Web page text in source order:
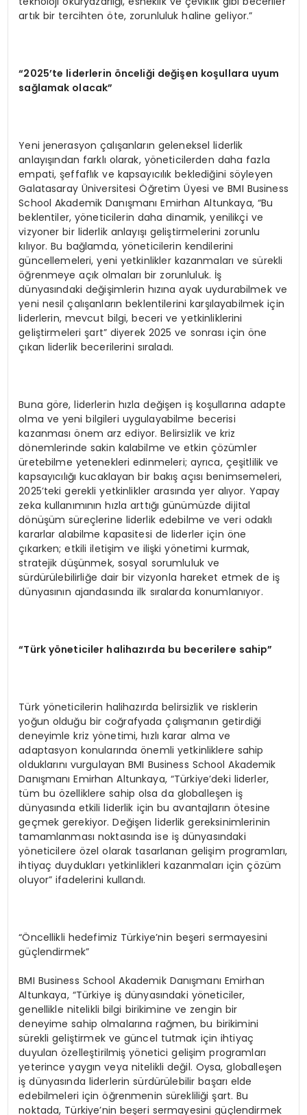
artık bir tercihten öte, zorunluluk haline geliyor.”
“2025’te liderlerin önceliği değişen koşullara uyum
sağlamak olacak”
Yeni jenerasyon çalışanların geleneksel liderlik
anlayışından farklı olarak, yöneticilerden daha fazla
empati, şeffaflık ve kapsayıcılık beklediğini söyleyen
Galatasaray Üniversitesi Öğretim Üyesi ve BMI Business
School Akademik Danışmanı Emirhan Altunkaya, “Bu
beklentiler, yöneticilerin daha dinamik, yenilikçi ve
vizyoner bir liderlik anlayışı geliştirmelerini zorunlu
kılıyor. Bu bağlamda, yöneticilerin kendilerini
güncellemeleri, yeni yetkinlikler kazanmaları ve sürekli
öğrenmeye açık olmaları bir zorunluluk. İş
dünyasındaki değişimlerin hızına ayak uydurabilmek ve
yeni nesil çalışanların beklentilerini karşılayabilmek için
liderlerin, mevcut bilgi, beceri ve yetkinliklerini
geliştirmeleri şart” diyerek 2025 ve sonrası için öne
çıkan liderlik becerilerini sıraladı.
Buna göre, liderlerin hızla değişen iş koşullarına adapte
olma ve yeni bilgileri uygulayabilme becerisi
kazanması önem arz ediyor. Belirsizlik ve kriz
dönemlerinde sakin kalabilme ve etkin çözümler
üretebilme yetenekleri edinmeleri; ayrıca, çeşitlilik ve
kapsayıcılığı kucaklayan bir bakış açısı benimsemeleri,
2025’teki gerekli yetkinlikler arasında yer alıyor. Yapay
zeka kullanımının hızla arttığı günümüzde dijital
dönüşüm süreçlerine liderlik edebilme ve veri odaklı
kararlar alabilme kapasitesi de liderler için öne
çıkarken; etkili iletişim ve ilişki yönetimi kurmak,
stratejik düşünmek, sosyal sorumluluk ve
sürdürülebilirliğe dair bir vizyonla hareket etmek de iş
dünyasının ajandasında ilk sıralarda konumlanıyor.
“Türk yöneticiler halihazırda bu becerilere sahip”
Türk yöneticilerin halihazırda belirsizlik ve risklerin
yoğun olduğu bir coğrafyada çalışmanın getirdiği
deneyimle kriz yönetimi, hızlı karar alma ve
adaptasyon konularında önemli yetkinliklere sahip
olduklarını vurgulayan BMI Business School Akademik
Danışmanı Emirhan Altunkaya, “Türkiye’deki liderler,
tüm bu özelliklere sahip olsa da globalleşen iş
dünyasında etkili liderlik için bu avantajların ötesine
geçmek gerekiyor. Değişen liderlik gereksinimlerinin
tamamlanması noktasında ise iş dünyasındaki
yöneticilere özel olarak tasarlanan gelişim programları,
ihtiyaç duydukları yetkinlikleri kazanmaları için çözüm
oluyor” ifadelerini kullandı.
“Öncellikli hedefimiz Türkiye’nin beşeri sermayesini
güçlendirmek”
BMI Business School Akademik Danışmanı Emirhan
Altunkaya, “Türkiye iş dünyasındaki yöneticiler,
genellikle nitelikli bilgi birikimine ve zengin bir
deneyime sahip olmalarına rağmen, bu birikimini
sürekli geliştirmek ve güncel tutmak için ihtiyaç
duyulan özelleştirilmiş yönetici gelişim programları
yeterince yaygın veya nitelikli değil. Oysa, globalleşen
iş dünyasında liderlerin sürdürülebilir başarı elde
edebilmeleri için öğrenmenin sürekliliği şart. Bu
noktada, Türkiye’nin beşeri sermayesini güçlendirmek